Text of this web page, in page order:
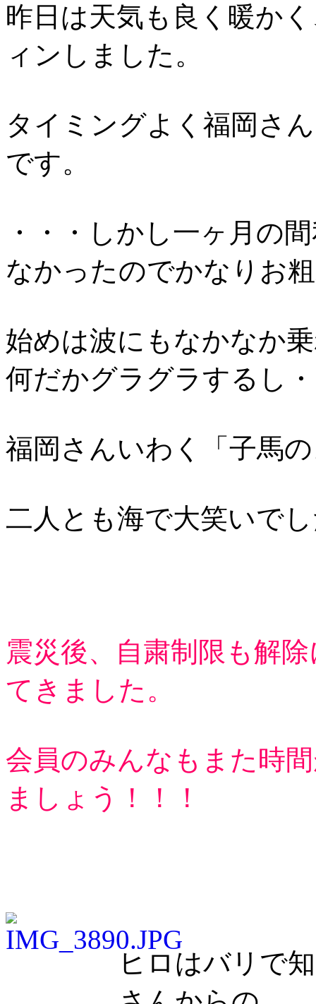
昨日は天気も良く暖か
ィンしました。
タイミングよく福岡さ
です。
・・・しかし一ヶ月の
なかったのでかなりお
始めは波にもなかなか
何だかグラグラするし
福岡さんいわく「子馬
二人とも海で大笑いで
震災後、自粛制限も解
てきました。
会員のみんなもまた時
ましょう！！！
ヒロはバリで